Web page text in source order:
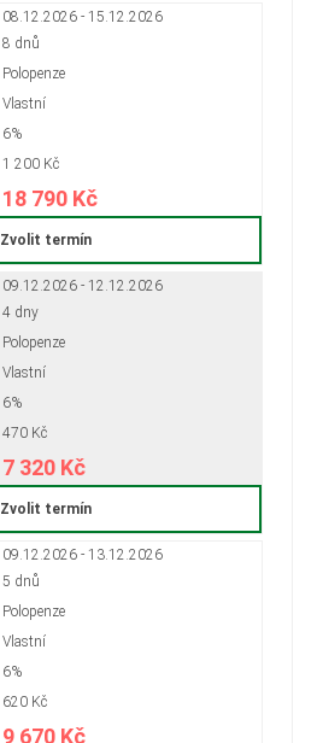
08.12.2026 - 15.12.2026
8 dnů
Polopenze
Vlastní
6%
1 200 Kč
18 790 Kč
Zvolit termín
09.12.2026 - 12.12.2026
4 dny
Polopenze
Vlastní
6%
470 Kč
7 320 Kč
Zvolit termín
09.12.2026 - 13.12.2026
5 dnů
Polopenze
Vlastní
6%
620 Kč
9 670 Kč